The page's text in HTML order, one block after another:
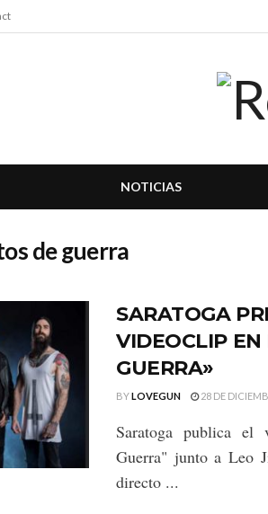
NOTICIAS
de guerra
SARATOGA
VIDEOCLIP EN
GUERRA»
BYLOVEGUN 28 DE
Saratoga publica
Guerra" junto a Leo
directo ...